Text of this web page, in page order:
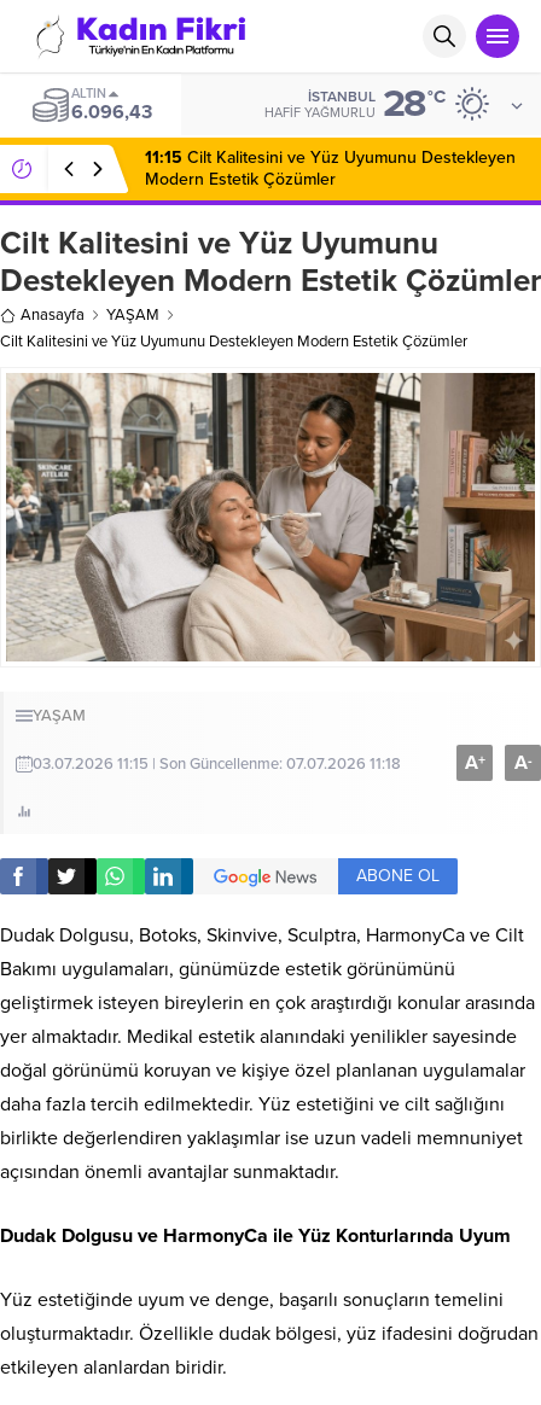
ALTIN
6.096,43
İSTANBUL
HAFIF YAĞMURLU 28°C
11:15 Cilt Kalitesini ve Yüz Uyumunu Destekleyen
Modern Estetik Çözümler
Cilt Kalitesini ve Yüz Uyumunu
Destekleyen Modern Estetik Çözümler
Anasayfa
YAŞAM
Cilt Kalitesini ve Yüz Uyumunu Destekleyen Modern Estetik Çözümler
YAŞAM
03.07.2026 11:15 | Son Güncellenme: 07.07.2026 11:18 A+ A-
ABONE OL
Dudak Dolgusu, Botoks, Skinvive, Sculptra, HarmonyCa ve Cilt
Bakımı uygulamaları, günümüzde estetik görünümünü
geliştirmek isteyen bireylerin en çok araştırdığı konular arasında
yer almaktadır. Medikal estetik alanındaki yenilikler sayesinde
doğal görünümü koruyan ve kişiye özel planlanan uygulamalar
daha fazla tercih edilmektedir. Yüz estetiğini ve cilt sağlığını
birlikte değerlendiren yaklaşımlar ise uzun vadeli memnuniyet
açısından önemli avantajlar sunmaktadır.
Dudak Dolgusu ve HarmonyCa ile Yüz Konturlarında Uyum
Yüz estetiğinde uyum ve denge, başarılı sonuçların temelini
oluşturmaktadır. Özellikle dudak bölgesi, yüz ifadesini doğrudan
etkileyen alanlardan biridir.